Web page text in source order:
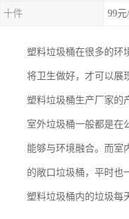
十件 99
塑料垃圾桶在很多的环
将卫生做好，才可以展
塑料垃圾桶生产厂家的
室外垃圾桶一般都是在
能够与环境融合。而室
的敞口垃圾桶，平时也
塑料垃圾桶内的垃圾每